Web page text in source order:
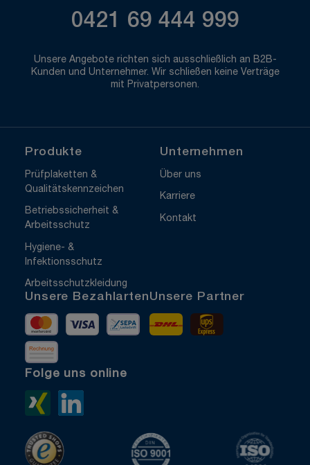
0421 69 444 999
Unsere Angebote richten sich ausschließlich an B2B-
Kunden und Unternehmer. Wir schließen keine Verträge
mit Privatpersonen.
Produkte
Prüfplaketten &
Qualitätskennzeichen
Betriebssicherheit &
Arbeitsschutz
Hygiene- &
Infektionsschutz
Arbeitsschutzkleidung
Unternehmen
Über uns
Karriere
Kontakt
Unsere Bezahlarten
MastercardVisa Vorkasse
Rechnung
Unsere Partner
DHL
Folge uns online
Xing>
ISO 9001 zertifiziert